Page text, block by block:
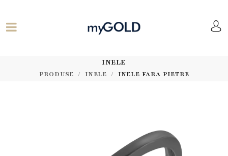
INELE
PRODUSE INELE INELE FARA PIETRE